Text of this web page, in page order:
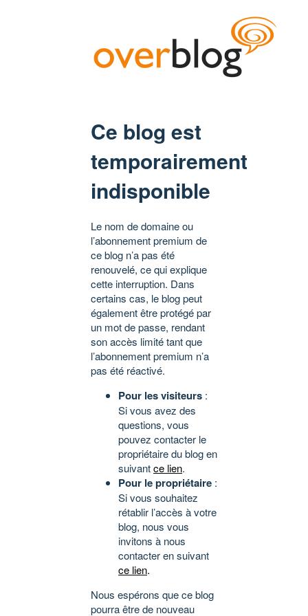
Ce blog est
temporairement
indisponible
Le nom de domaine ou
l’abonnement premium de
ce blog n’a pas été
renouvelé, ce qui explique
cette interruption. Dans
certains cas, le blog peut
également être protégé par
un mot de passe, rendant
son accès limité tant que
l’abonnement premium n’a
pas été réactivé.
Pour les visiteurs :
Si vous avez des
questions, vous
pouvez contacter le
propriétaire du blog en
suivantce lien.
Pour le propriétaire :
Si vous souhaitez
rétablir l’accès à votre
blog, nous vous
invitons à nous
contacter en suivant
ce lien.
Nous espérons que ce blog
pourra être de nouveau